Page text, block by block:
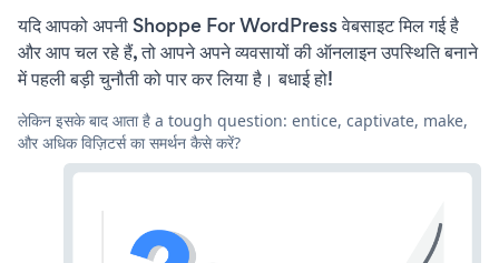
यदि आपको अपनी Shoppe For WordPress वेबसाइट मिल गई है
और आप चल रहे हैं, तो आपने अपने व्यवसायों की ऑनलाइन उपस्थिति बनाने
में पहली बड़ी चुनौती को पार कर लिया है। बधाई हो!
लेकिन इसके बाद आता है a tough question: entice, captivate, make,
और अधिक विज़िटर्स का समर्थन कैसे करें?